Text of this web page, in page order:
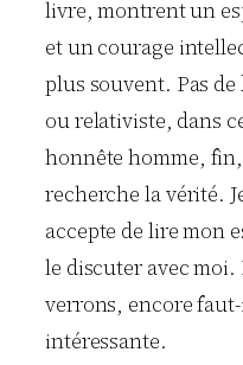
livre, montrent un
et un courage
plus souvent. Pas
ou relativiste, dans
honnête homme,
recherche la vérité.
accepte de lire mon
le discuter avec
verrons, encore
intéressante.